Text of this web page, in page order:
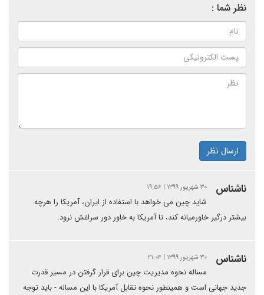
نظر شما :
ارسال نظر
ناشناس ۳۰ شهریور ۱۳۹۹ | ۱۹:۵۶
شاید چین می خواهد با استفاده از ایران، آمریکا را هرچه
بیشتر درگیر خاورمیانه کند، تا آمریکا به خاور دور سراغش نرود.
ناشناس ۳۰ شهریور ۱۳۹۹ | ۲۱:۰۴
مساله نحوه مدیریت چین برای قرار گرفتن در مسیر قدرت
جدید جهانی است و همینطور نحوه تقابل آمریکا با این مساله - باید توجه